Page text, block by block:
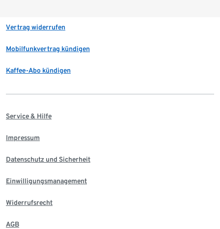
Vertrag widerrufen
Mobilfunkvertrag kündigen
Kaffee-Abo kündigen
Service & Hilfe
Impressum
Datenschutz und Sicherheit
Einwilligungsmanagement
Widerrufsrecht
AGB